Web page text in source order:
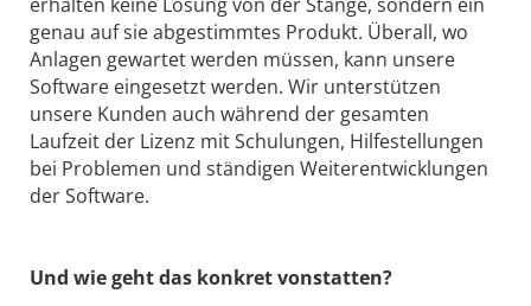
genau auf sie abgestimmtes Produkt. Überall, wo
Anlagen gewartet werden müssen, kann unsere
Software eingesetzt werden. Wir unterstützen
unsere Kunden auch während der gesamten
Laufzeit der Lizenz mit Schulungen, Hilfestellungen
bei Problemen und ständigen Weiterentwicklungen
der Software.
Und wie geht das konkret vonstatten?